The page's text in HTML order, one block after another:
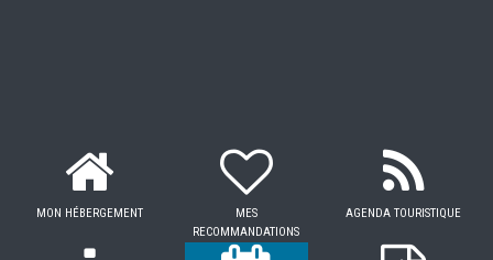
MON HÉBERGEMENT
MES
RECOMMANDATIONS
AGENDA TOURISTIQUE